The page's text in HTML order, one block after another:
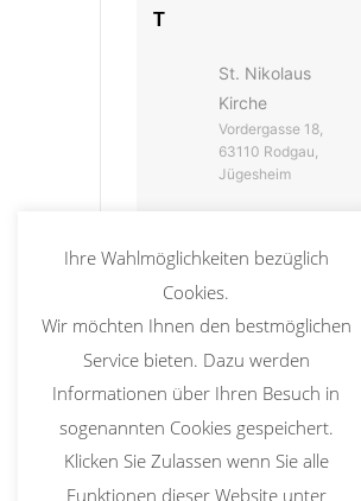
T
St. Nikolaus
Kirche
Vordergasse 18,
63110 Rodgau,
Jügesheim
KATEGORIE
Abendmesse
Freitag
Gottesdienst
Ihre Wahlmöglichkeiten bezüglich
Cookies.
Wir möchten Ihnen den bestmöglichen
Service bieten. Dazu werden
Informationen über Ihren Besuch in
sogenannten Cookies gespeichert.
Klicken Sie Zulassen wenn Sie alle
Funktionen dieser Website unter